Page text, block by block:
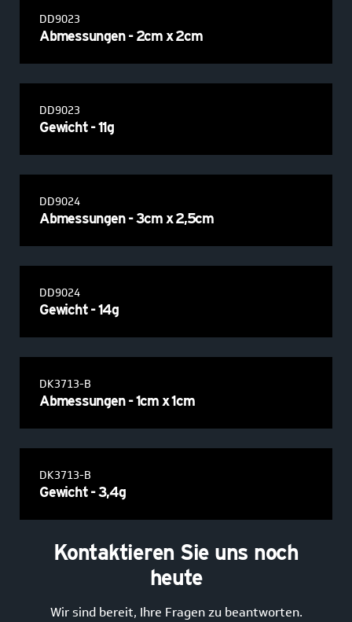
DD9023
Abmessungen - 2cm x 2cm
DD9023
Gewicht - 11g
DD9024
Abmessungen - 3cm x 2,5cm
DD9024
Gewicht - 14g
DK3713-B
Abmessungen - 1cm x 1cm
DK3713-B
Gewicht - 3,4g
Kontaktieren Sie uns noch
heute
Wir sind bereit, Ihre Fragen zu beantworten.